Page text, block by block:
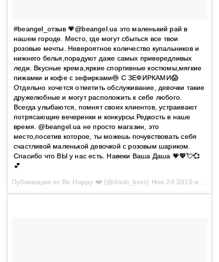
#beangel_отзыв 💗@beangel.ua это маленький рай в
нашем городе. Место, где могут сбыться все твои
розовые мечты. Невероятное количество купальников и
нижнего белья,порадуют даже самых привередливых
леди. Вкусные крема,яркие спортивные костюмы,мягкие
пижамки и кофе с зефирками🍥 С ЗЕФИРКАМИ😱
Отдельно хочется отметить обслуживание, девочки такие
дружелюбные и могут расположить к себе любого.
Всегда улыбаются, помнят своих клиентов, устраивают
потрясающие вечеринки и конкурсы.Редкость в наше
время. @beangel.ua не просто магазин, это
место,посетив которое, ты можешь почувствовать себя
счастливой маленькой девочкой с розовым шариком.
Спасибо что ВЫ у нас есть. Навеки Ваша Даша 💗💖💘💞
💕
Публикация от Be Happy ❤️ (@dash_kers) Ноя 24 2016 в 5:10 PST